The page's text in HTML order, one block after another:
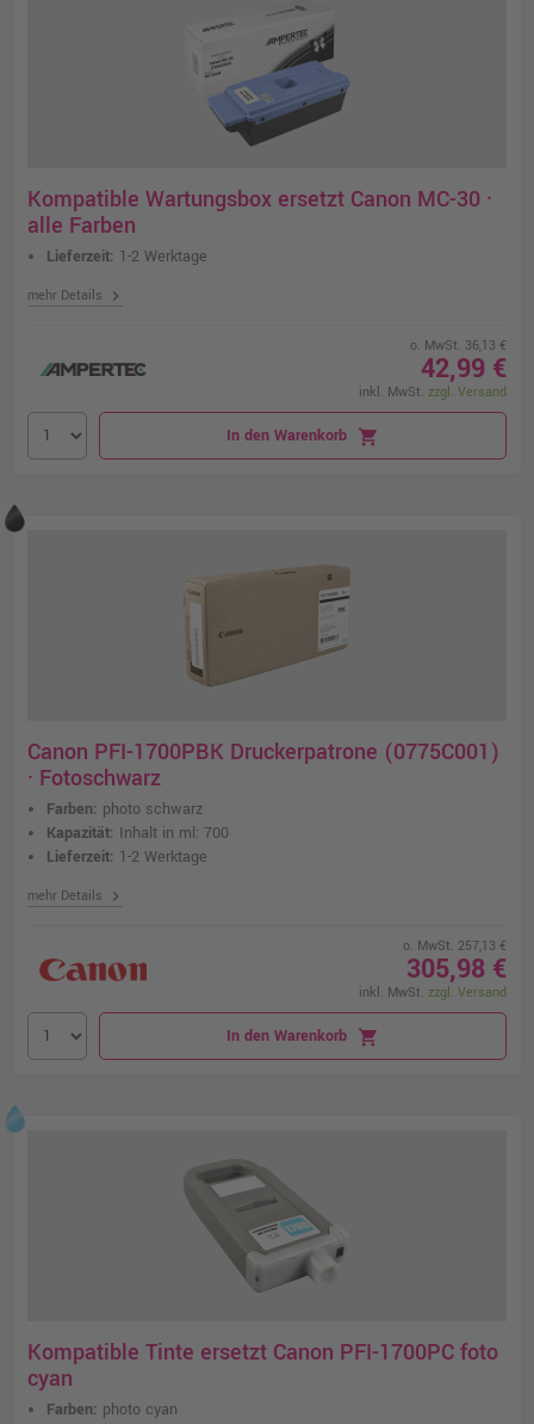
Kompatible Wartungsbox ersetzt Canon MC-30 ·
alle Farben
Lieferzeit: 1-2 Werktage
mehr Details chevron_right
o. MwSt. 36,13 €
42,99 €
inkl. MwSt. zzgl. Versand
In den Warenkorb shopping_cart
Canon PFI-1700PBK Druckerpatrone (0775C001)
· Fotoschwarz
Farben: photo schwarz
Kapazität: Inhalt in ml: 700
Lieferzeit: 1-2 Werktage
mehr Details chevron_right
o. MwSt. 257,13 €
305,98 €
inkl. MwSt. zzgl. Versand
In den Warenkorb shopping_cart
Kompatible Tinte ersetzt Canon PFI-1700PC foto
cyan
Farben: photo cyan